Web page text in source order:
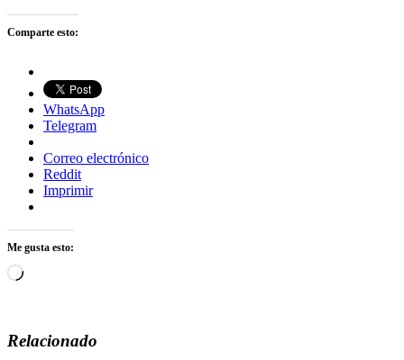
Comparte esto:
WhatsApp
Telegram
Correo electrónico
Reddit
Imprimir
Me gusta esto:
Cargando...
Relacionado